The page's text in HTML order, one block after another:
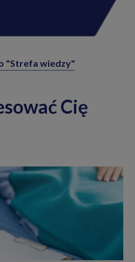
"Strefa wiedzy"
Cię